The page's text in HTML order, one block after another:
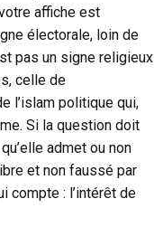
affiche est
électorale, loin de
pas un signe religieux
celle de
l’islam politique qui,
Si la question doit
admet ou non
et non faussé par
compte : l’intérêt de